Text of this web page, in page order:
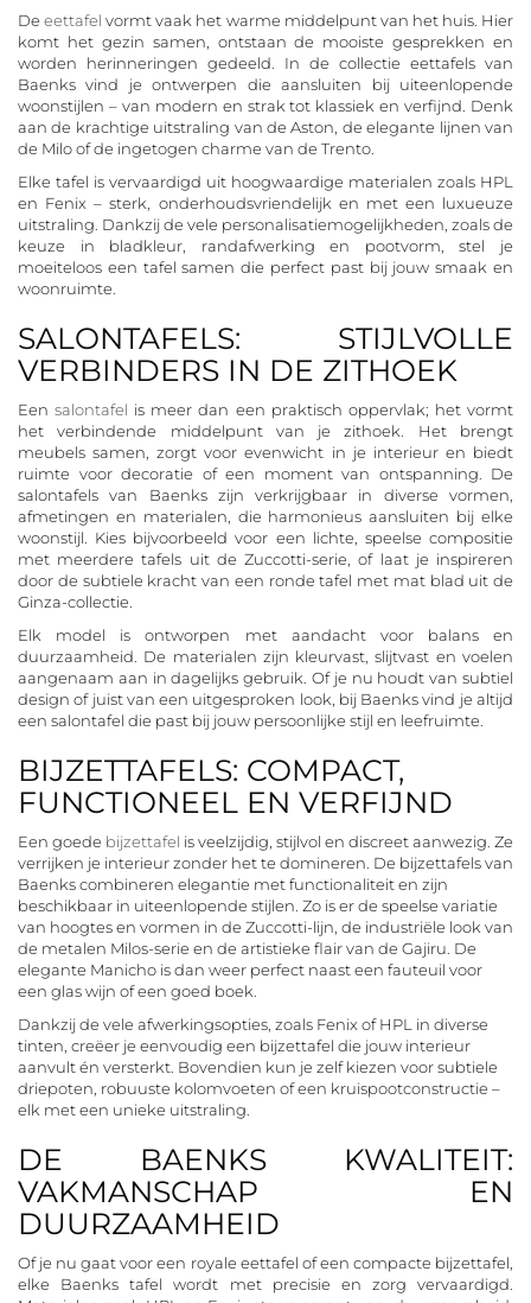
Deeettafelvormt vaak het warme middelpunt van het huis. Hier
komt het gezin samen, ontstaan de mooiste gesprekken en
worden herinneringen gedeeld. In de collectie eettafels van
Baenks vind je ontwerpen die aansluiten bij uiteenlopende
woonstijlen – van modern en strak tot klassiek en verfijnd. Denk
aan de krachtige uitstraling van de Aston, de elegante lijnen van
de Milo of de ingetogen charme van de Trento.
Elke tafel is vervaardigd uit hoogwaardige materialen zoals HPL
en Fenix – sterk, onderhoudsvriendelijk en met een luxueuze
uitstraling. Dankzij de vele personalisatiemogelijkheden, zoals de
keuze in bladkleur, randafwerking en pootvorm, stel je
moeiteloos een tafel samen die perfect past bij jouw smaak en
woonruimte.
SALONTAFELS: STIJLVOLLE
VERBINDERS IN DE ZITHOEK
Eensalontafel is meer dan een praktisch oppervlak; het vormt
het verbindende middelpunt van je zithoek. Het brengt
meubels samen, zorgt voor evenwicht in je interieur en biedt
ruimte voor decoratie of een moment van ontspanning. De
salontafels van Baenks zijn verkrijgbaar in diverse vormen,
afmetingen en materialen, die harmonieus aansluiten bij elke
woonstijl. Kies bijvoorbeeld voor een lichte, speelse compositie
met meerdere tafels uit de Zuccotti-serie, of laat je inspireren
door de subtiele kracht van een ronde tafel met mat blad uit de
Ginza-collectie.
Elk model is ontworpen met aandacht voor balans en
duurzaamheid. De materialen zijn kleurvast, slijtvast en voelen
aangenaam aan in dagelijks gebruik. Of je nu houdt van subtiel
design of juist van een uitgesproken look, bij Baenks vind je altijd
een salontafel die past bij jouw persoonlijke stijl en leefruimte.
BIJZETTAFELS: COMPACT,
FUNCTIONEEL EN VERFIJND
Een goede bijzettafel is veelzijdig, stijlvol en discreet aanwezig. Ze
verrijken je interieur zonder het te domineren. De bijzettafels van
Baenks combineren elegantie met functionaliteit en zijn
beschikbaar in uiteenlopende stijlen. Zo is er de speelse variatie
van hoogtes en vormen in de Zuccotti-lijn, de industriële look van
de metalen Milos-serie en de artistieke flair van de Gajiru. De
elegante Manicho is dan weer perfect naast een fauteuil voor
een glas wijn of een goed boek.
Dankzij de vele afwerkingsopties, zoals Fenix of HPL in diverse
tinten, creëer je eenvoudig een bijzettafel die jouw interieur
aanvult én versterkt. Bovendien kun je zelf kiezen voor subtiele
driepoten, robuuste kolomvoeten of een kruispootconstructie –
elk met een unieke uitstraling.
DE BAENKS KWALITEIT:
VAKMANSCHAP EN
DUURZAAMHEID
Of je nu gaat voor een royale eettafel of een compacte bijzettafel,
elke Baenks tafel wordt met precisie en zorg vervaardigd.